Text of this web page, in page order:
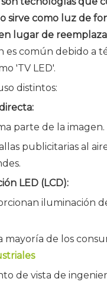
sirve como luz de
lugar de
es común debido a
'TV LED'.
distintos:
parte de la imagen.
publicitarias al
LED (LCD):
iluminación
mayoría de los
de vista de